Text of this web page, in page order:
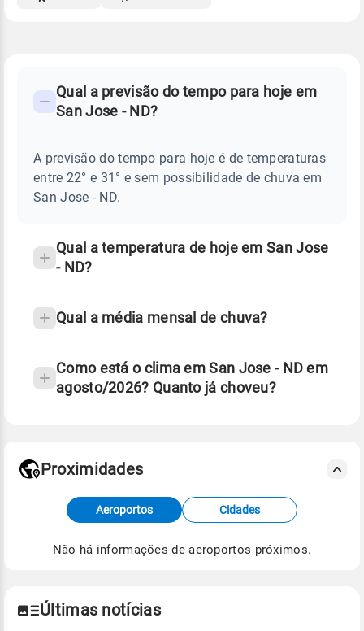
PREVISÃO
TEMPO
Perguntas
sobre
chuva
Qual a previsão do tempo para hoje em
San Jose - ND?
A previsão do tempo para hoje é de temperaturas
entre 22° e 31° e sem possibilidade de chuva em
San Jose - ND.
Qual a temperatura de hoje em San Jose
- ND?
Qual a média mensal de chuva?
Como está o clima em San Jose - ND em
agosto/2026? Quanto já choveu?
Fonte: dados combinados de estações
meteorológicas e satélite do Centro de Previsão
de Tempo e Estudos Climáticos (CPTEC).
Proximidades
Aeroportos Cidades
Não há informações de aeroportos próximos.
Últimas notícias